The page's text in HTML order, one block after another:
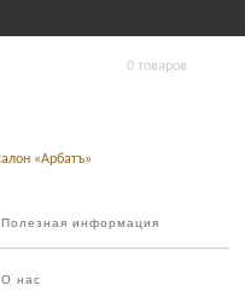
0 товаров
Полезная информация
О нас